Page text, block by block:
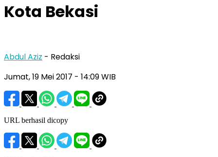
Kota Bekasi
Abdul Aziz - Redaksi
Jumat, 19 Mei 2017 - 14:09 WIB
URL berhasil dicopy